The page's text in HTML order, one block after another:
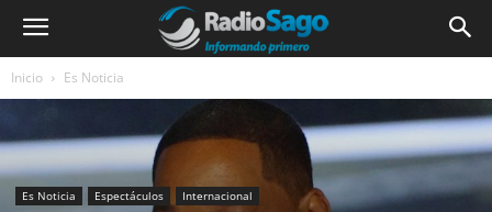
Inicio Es Noticia
Es Noticia Espectáculos Internacional